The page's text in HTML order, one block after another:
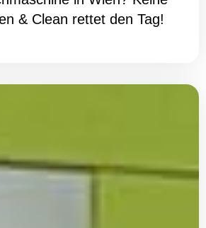
& Clean rettet den Tag!